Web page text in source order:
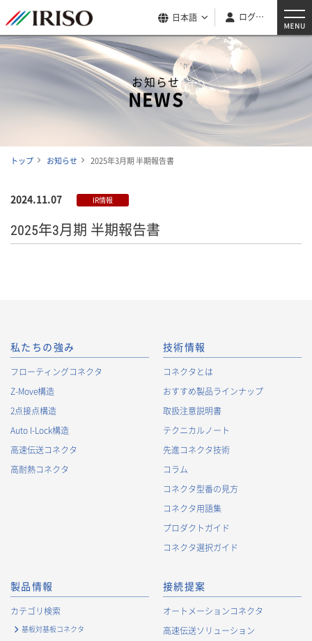
日本語 ログイン
お知らせ
NEWS
トップ お知らせ 2025年3月期 半期報告書
2024.11.07 IR情報
2025年3月期 半期報告書
私たちの強み
フローティングコネクタ
Z-Move構造
2点接点構造
Auto I-Lock構造
高速伝送コネクタ
高耐熱コネクタ
技術情報
コネクタとは
おすすめ製品ラインナップ
取扱注意説明書
テクニカルノート
先進コネクタ技術
コラム
コネクタ型番の見方
コネクタ用語集
プロダクトガイド
コネクタ選択ガイド
製品情報
カテゴリ検索
基板対基板コネクタ
接続提案
オートメーションコネクタ
高速伝送ソリューション